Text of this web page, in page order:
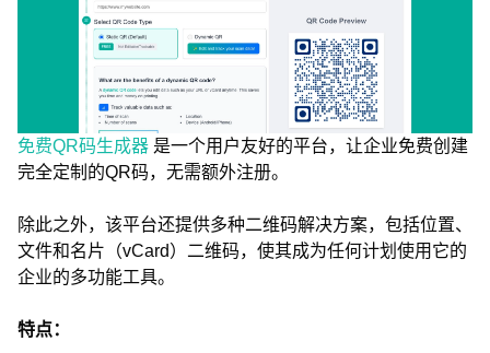
免费QR码生成器 是一个用户友好的平台，让企业免费创建
完全定制的QR码，无需额外注册。
除此之外，该平台还提供多种二维码解决方案，包括位置、
文件和名片（vCard）二维码，使其成为任何计划使用它的
企业的多功能工具。
特点：